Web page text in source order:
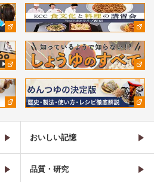
おいしい記憶
品質・研究